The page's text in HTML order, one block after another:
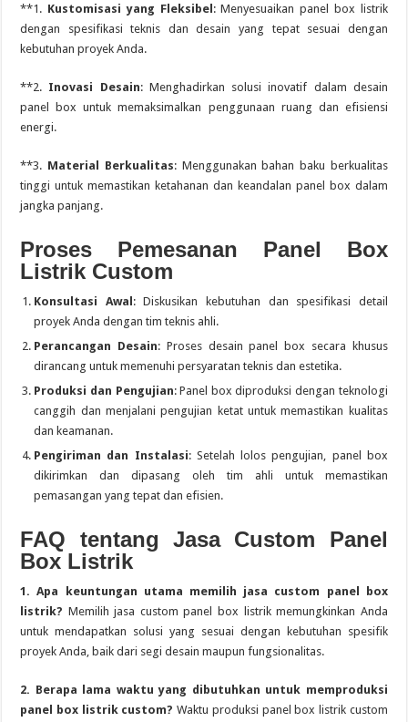
**1. Kustomisasi yang Fleksibel : Menyesuaikan panel box listrik
dengan spesifikasi teknis dan desain yang tepat sesuai dengan
kebutuhan proyek Anda.
**2. Inovasi Desain: Menghadirkan solusi inovatif dalam desain
panel box untuk memaksimalkan penggunaan ruang dan efisiensi
energi.
**3. Material Berkualitas: Menggunakan bahan baku berkualitas
tinggi untuk memastikan ketahanan dan keandalan panel box dalam
jangka panjang.
Proses Pemesanan Panel Box
Listrik Custom
Konsultasi Awal : Diskusikan kebutuhan dan spesifikasi detail
proyek Anda dengan tim teknis ahli.
Perancangan Desain: Proses desain panel box secara khusus
dirancang untuk memenuhi persyaratan teknis dan estetika.
Produksi dan Pengujian: Panel box diproduksi dengan teknologi
canggih dan menjalani pengujian ketat untuk memastikan kualitas
dan keamanan.
Pengiriman dan Instalasi: Setelah lolos pengujian, panel box
dikirimkan dan dipasang oleh tim ahli untuk memastikan
pemasangan yang tepat dan efisien.
FAQ tentang Jasa Custom Panel
Box Listrik
1. Apa keuntungan utama memilih jasa custom panel box
listrik? Memilih jasa custom panel box listrik memungkinkan Anda
untuk mendapatkan solusi yang sesuai dengan kebutuhan spesifik
proyek Anda, baik dari segi desain maupun fungsionalitas.
2. Berapa lama waktu yang dibutuhkan untuk memproduksi
panel box listrik custom? Waktu produksi panel box listrik custom